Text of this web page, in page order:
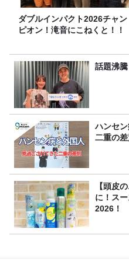
ダブルインパクト2026チャン
ピオン！滝音にこねくと！！
話題沸
ハンセ
二重の差
【頭皮
に！ス
2026！